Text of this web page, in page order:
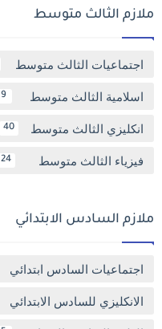
ملازم الثالث متوسط
اجتماعيات الثالث متوسط
اسلامية الثالث متوسط 9
انكليزي الثالث متوسط 40
فيزياء الثالث متوسط 24
ملازم السادس الابتدائي
اجتماعيات السادس ابتدائي
الانكليزي للسادس الابتدائي